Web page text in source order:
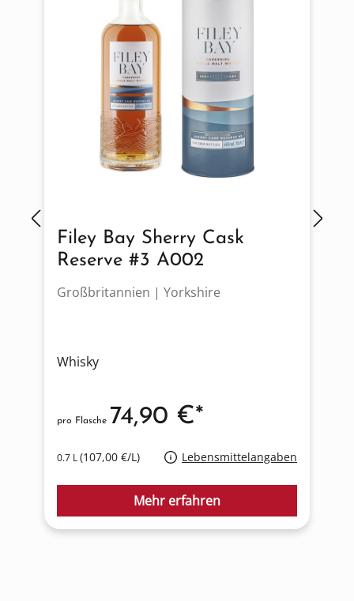
Filey Bay Sherry Cask
Reserve #3 A002
Großbritannien | Yorkshire
Whisky
0.7 L(107,00 €/L) Lebensmittelangaben
pro Flasche 74,90 €*
Mehr erfahren